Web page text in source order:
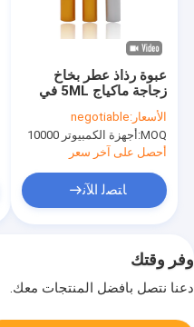
عبوة رذاذ عطر بخاخ
زجاجة ماكياج 5ML في
لون الذهب لحزمة العطور
الأسعار:negotiable
MOQ: أجهزة الكمبيوتر 10000
أحصل على آخر سعر
ﺎﺘﺼﻟ ﺍﻶﻧ
وفر وقتك
دعنا نتصل بأفضل المنتجات معك.